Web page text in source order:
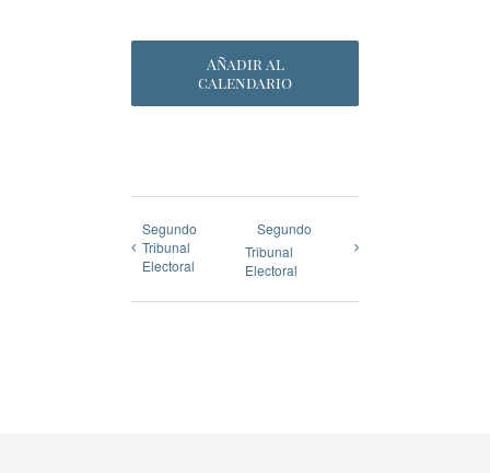
Añadir al
calendario
Segundo
Tribunal
Electoral
Segundo
Tribunal
Electoral